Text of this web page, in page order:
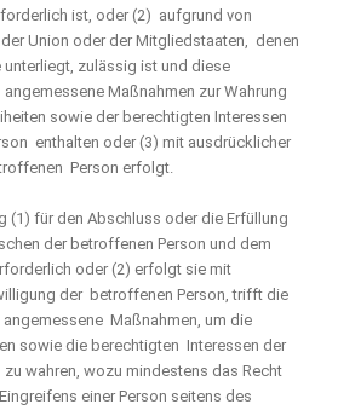
ist, oder (2) aufgrund von
Union oder der Mitgliedstaaten, denen
unterliegt, zulässig ist und diese
Maßnahmen zur Wahrung
sowie der berechtigten Interessen
enthalten oder (3) mit ausdrücklicher
Person erfolgt.
(1) für den Abschluss oder die Erfüllung
der betroffenen Person und dem
oder (2) erfolgt sie mit
der betroffenen Person, trifft die
angemessene Maßnahmen, um die
sowie die berechtigten Interessen der
wahren, wozu mindestens das Recht
einer Person seitens des